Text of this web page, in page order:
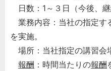
日数：1～３日（今後、
業務内容：当社の指定す
を実施。
場所：当社指定の講習会
報酬 ：時間当たりの報酬